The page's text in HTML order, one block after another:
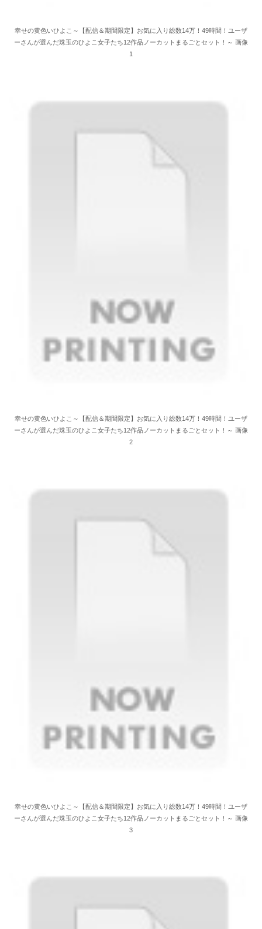
幸せの黄色いひよこ～【配信＆期間限定】お気に入り総数14万！49時間！ユーザ
ーさんが選んだ珠玉のひよこ女子たち12作品ノーカットまるごとセット！～ 画像
1
幸せの黄色いひよこ～【配信＆期間限定】お気に入り総数14万！49時間！ユーザ
ーさんが選んだ珠玉のひよこ女子たち12作品ノーカットまるごとセット！～ 画像
2
幸せの黄色いひよこ～【配信＆期間限定】お気に入り総数14万！49時間！ユーザ
ーさんが選んだ珠玉のひよこ女子たち12作品ノーカットまるごとセット！～ 画像
3